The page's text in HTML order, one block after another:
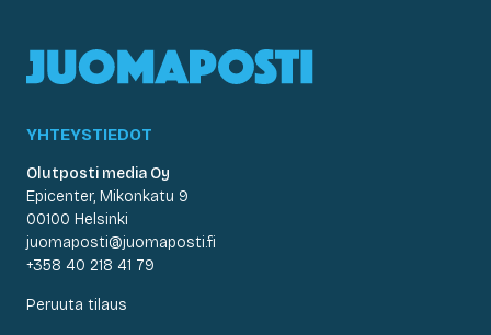
YHTEYSTIEDOT
Olutposti media Oy
Epicenter, Mikonkatu 9
00100 Helsinki
juomaposti@juomaposti.fi
+358 40 218 41 79
Peruuta tilaus